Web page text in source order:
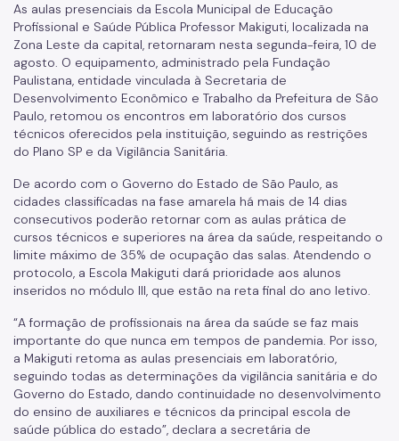
As aulas presenciais da Escola Municipal de Educação
Profissional e Saúde Pública Professor Makiguti, localizada na
Zona Leste da capital, retornaram nesta segunda-feira, 10 de
agosto. O equipamento, administrado pela Fundação
Paulistana, entidade vinculada à Secretaria de
Desenvolvimento Econômico e Trabalho da Prefeitura de São
Paulo, retomou os encontros em laboratório dos cursos
técnicos oferecidos pela instituição, seguindo as restrições
do Plano SP e da Vigilância Sanitária.
De acordo com o Governo do Estado de São Paulo, as
cidades classificadas na fase amarela há mais de 14 dias
consecutivos poderão retornar com as aulas prática de
cursos técnicos e superiores na área da saúde, respeitando o
limite máximo de 35% de ocupação das salas. Atendendo o
protocolo, a Escola Makiguti dará prioridade aos alunos
inseridos no módulo III, que estão na reta final do ano letivo.
“A formação de profissionais na área da saúde se faz mais
importante do que nunca em tempos de pandemia. Por isso,
a Makiguti retoma as aulas presenciais em laboratório,
seguindo todas as determinações da vigilância sanitária e do
Governo do Estado, dando continuidade no desenvolvimento
do ensino de auxiliares e técnicos da principal escola de
saúde pública do estado”, declara a secretária de